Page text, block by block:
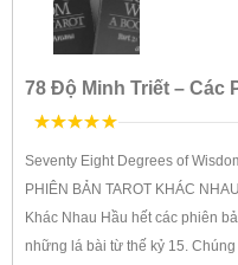
78 Độ Minh Triết – Các
Seventy Eight Degrees of
PHIÊN BẢN TAROT KHÁC
Khác Nhau Hầu hết các phiên
những lá bài từ thế kỷ 15.